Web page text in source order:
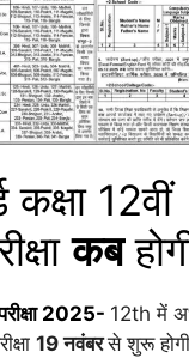
कक्षा 12वीं
कब
2025- 12th में
19 नवंबरसे शुरू